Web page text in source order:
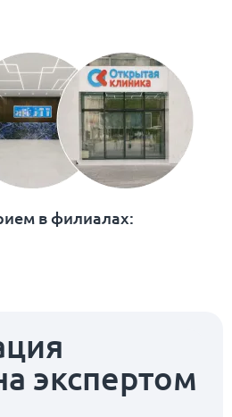
в филиалах:
экспертом